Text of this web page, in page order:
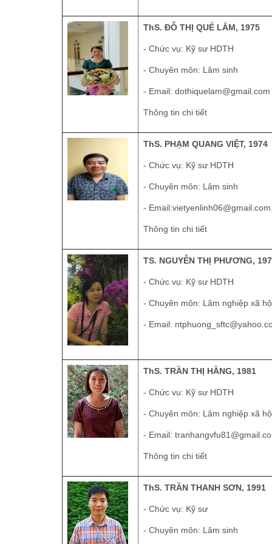
ThS. ĐỖ THỊ QUẾ LÂM, 1975
- Chức vụ: Kỹ sư HDTH
- Chuyên môn: Lâm sinh
- Email: dothiquelam@gmail.com
Thông tin chi tiết
ThS. PHẠM QUANG VIỆT, 1974
- Chức vụ: Kỹ sư HDTH
- Chuyên môn: Lâm sinh
- Email:
Thông tin chi tiết
TS. NGUYỄN THỊ PHƯƠNG,
- Chức vụ: Kỹ sư HDTH
- Chuyên môn: Lâm nghiệp xã
- Email:
ThS. TRẦN THỊ HẰNG, 1981
- Chức vụ: Kỹ sư HDTH
- Chuyên môn: Lâm nghiệp xã
- Email:
Thông tin chi tiết
ThS. TRẦN THANH SƠN, 1991
- Chức vụ: Kỹ sư
- Chuyên môn: Lâm sinh